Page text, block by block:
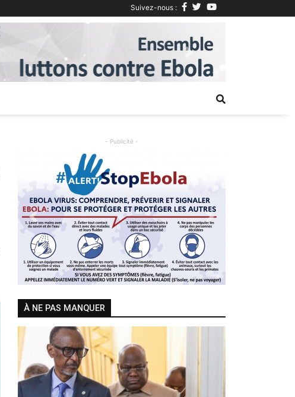
Suivez-nous :
Next
- Publicité -
Previous Next
À NE PAS MANQUER